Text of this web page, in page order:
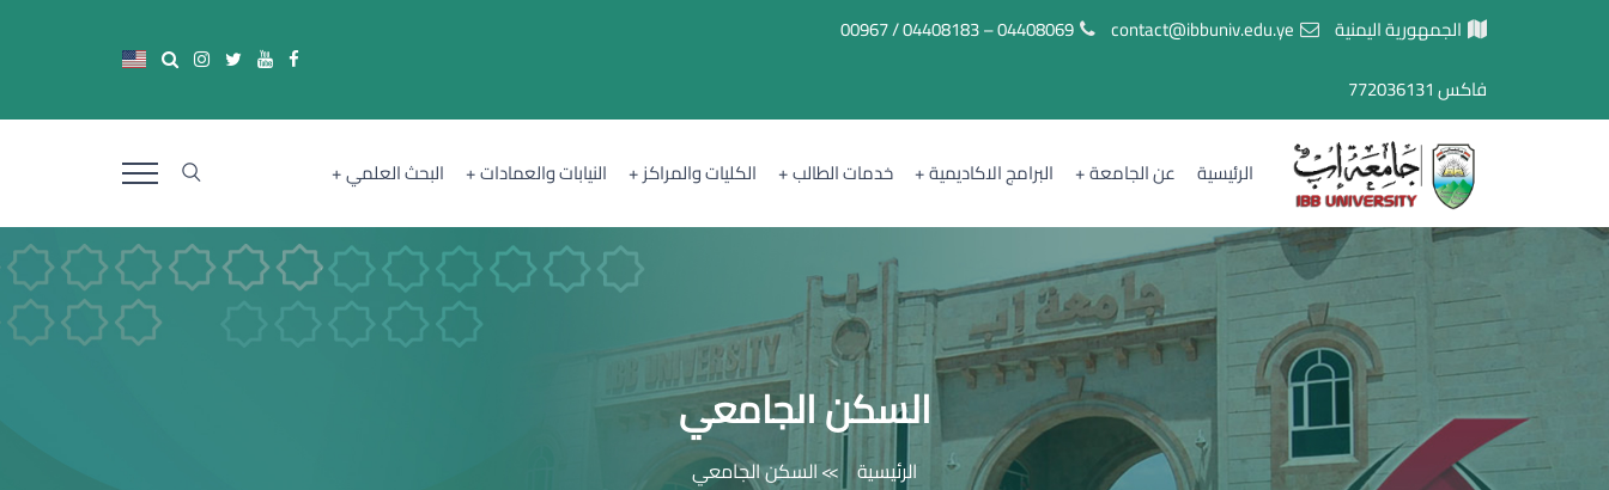
الجمهورية اليمنية contact@ibbuniv.edu.ye
04408069 – 04408183 / 00967
فاكس772036131
الرئيسية عن الجامعة البرامج الاكاديمية خدمات الطالب الكليات والمراكز النيابات والعمادات البحث العلمي
السكن الجامعي
الرئيسية السكن الجامعي